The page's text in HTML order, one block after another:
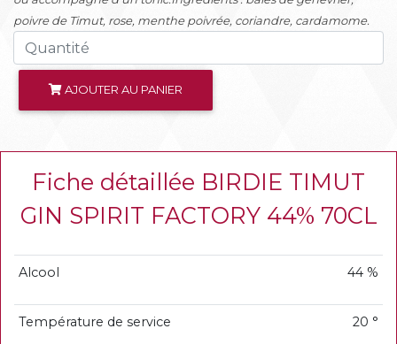
poivre de Timut, rose, menthe poivrée, coriandre, cardamome.
AJOUTER AU PANIER
Fiche détaillée BIRDIE TIMUT
GIN SPIRIT FACTORY 44% 70CL
Alcool 44 %
Température de service 20 °